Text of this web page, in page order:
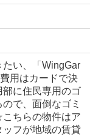
い、「WingGar
用はカードで決
に住民専用のゴ
で、面倒なゴミ
ちらの物件はア
フが地域の賃貸